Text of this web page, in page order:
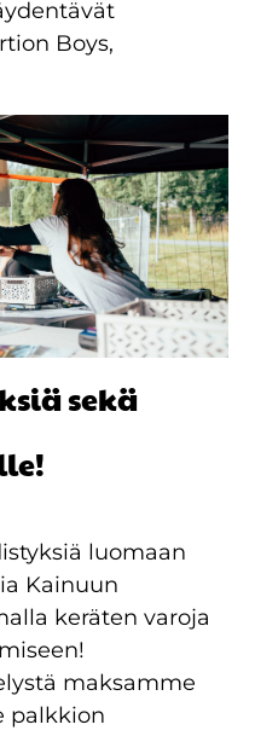
Boys,
sekä
luomaan
Kainuun
keräten varoja
maksamme
palkkion